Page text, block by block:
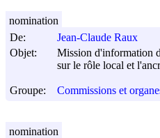
De:
Jean-Claude Raux
Objet:
Mission d'information
sur le rôle local et
Groupe: Commissions et
nomination
nomination